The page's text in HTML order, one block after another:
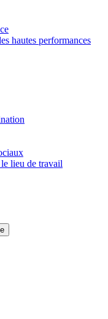
hautes performances
lieu de travail